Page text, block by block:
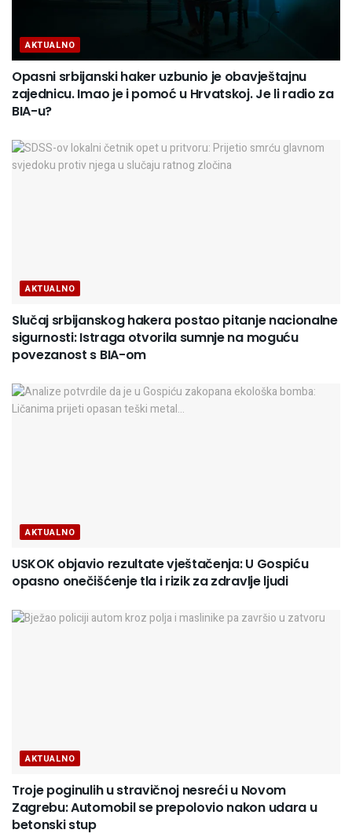
AKTUALNO
Opasni srbijanski haker uzbunio je obavještajnu
zajednicu. Imao je i pomoć u Hrvatskoj. Je li radio za
BIA-u?
AKTUALNO
Slučaj srbijanskog hakera postao pitanje nacionalne
sigurnosti: Istraga otvorila sumnje na moguću
povezanost s BIA-om
AKTUALNO
USKOK objavio rezultate vještačenja: U Gospiću
opasno onečišćenje tla i rizik za zdravlje ljudi
AKTUALNO
Troje poginulih u stravičnoj nesreći u Novom
Zagrebu: Automobil se prepolovio nakon udara u
betonski stup